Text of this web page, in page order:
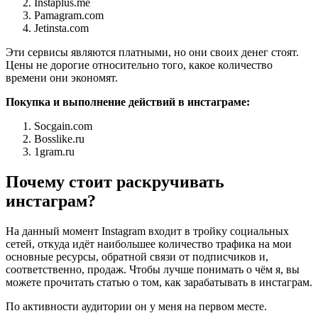
Instaplus.me
Pamagram.com
Jetinsta.com
Эти сервисы являются платными, но они своих денег стоят.
Цены не дорогие относительно того, какое количество
времени они экономят.
Покупка и выполнение действий в инстаграме:
Socgain.com
Bosslike.ru
1gram.ru
Почему стоит раскручивать
инстаграм?
На данный момент Instagram входит в тройку социальных
сетей, откуда идёт наибольшее количество трафика на мои
основные ресурсы, обратной связи от подписчиков и,
соответственно, продаж. Чтобы лучше понимать о чём я, вы
можете прочитать статью о том, как зарабатывать в инстаграм.
По активности аудитории он у меня на первом месте.